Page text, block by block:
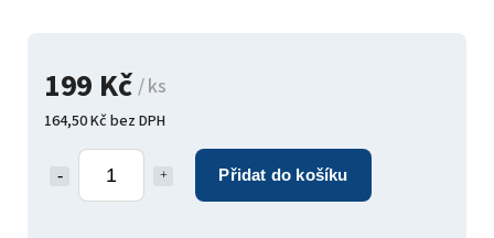
199 Kč / ks
164,50 Kč bez DPH
Přidat do košíku